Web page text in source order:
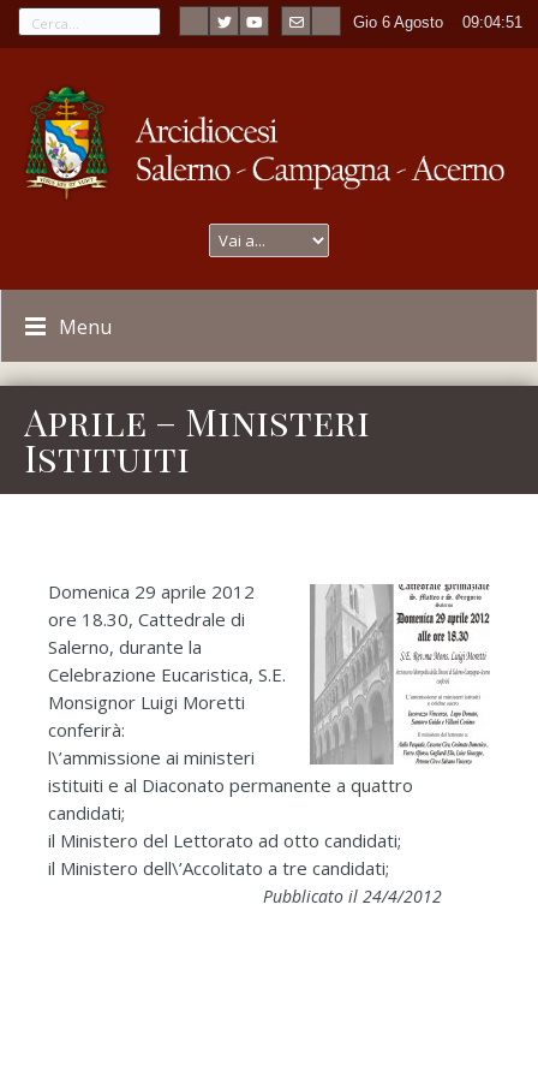
Gio 6 Agosto ----09:04:51
Menu
Aprile – Ministeri
Istituiti
Domenica 29 aprile 2012
ore 18.30, Cattedrale di
Salerno, durante la
Celebrazione Eucaristica, S.E.
Monsignor Luigi Moretti
conferirà:
l\’ammissione ai ministeri
istituiti e al Diaconato permanente a quattro
candidati;
il Ministero del Lettorato ad otto candidati;
il Ministero dell\’Accolitato a tre candidati;
Pubblicato il 24/4/2012